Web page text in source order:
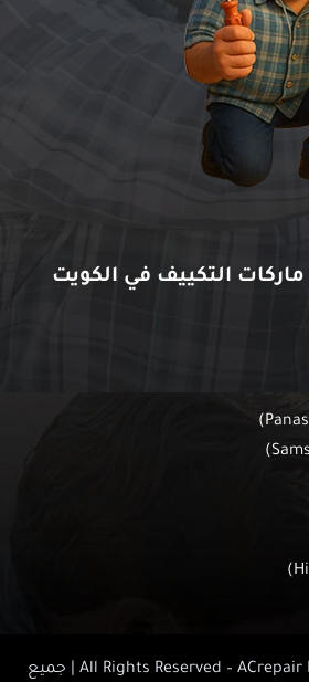
التكييف في الكويت
© 2020 – 2026 All Rights Reserved – ACrepair Kuwait | جميع